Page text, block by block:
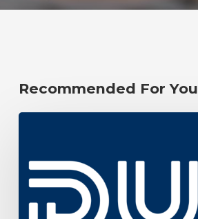
Recommended For You